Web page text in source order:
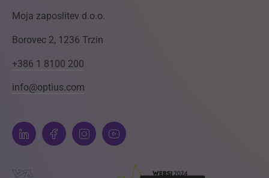
Moja zaposlitev d.o.o.
Borovec 2, 1236 Trzin
+386 1 8100 200
info@optius.com